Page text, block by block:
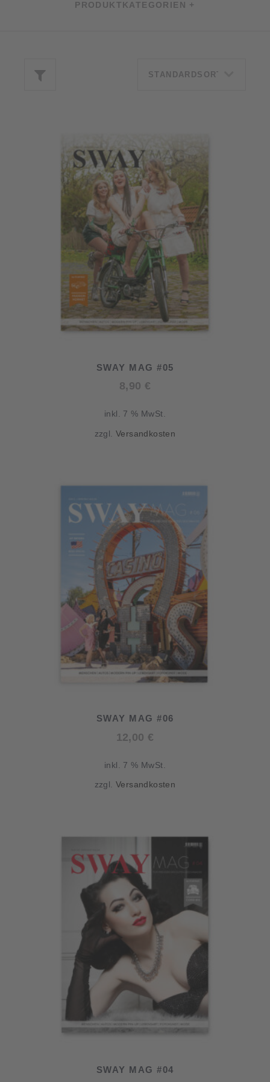
PRODUKTKATEGORIEN +
SWAY MAG #05
8,90 €
inkl. 7 % MwSt.
zzgl.Versandkosten
SWAY MAG #06
12,00 €
inkl. 7 % MwSt.
zzgl.Versandkosten
SWAY MAG #04